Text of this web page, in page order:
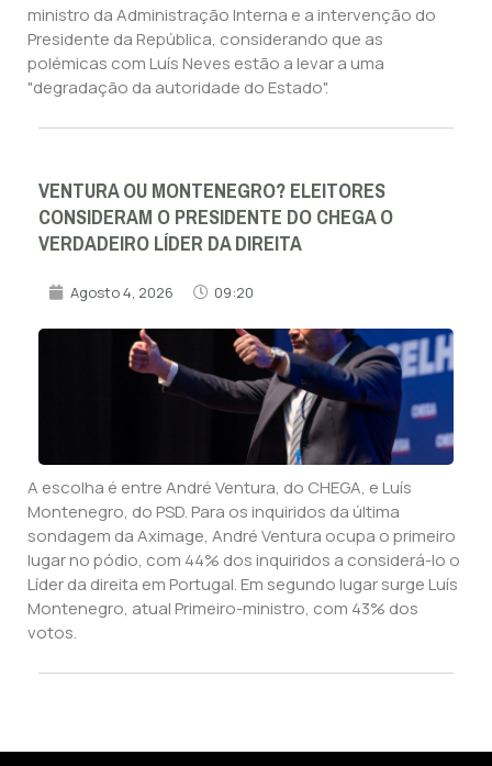
ministro da Administração Interna e a intervenção do
Presidente da República, considerando que as
polémicas com Luís Neves estão a levar a uma
"degradação da autoridade do Estado".
VENTURA OU MONTENEGRO? ELEITORES
CONSIDERAM O PRESIDENTE DO CHEGA O
VERDADEIRO LÍDER DA DIREITA
Agosto 4, 2026 09:20
A escolha é entre André Ventura, do CHEGA, e Luís
Montenegro, do PSD. Para os inquiridos da última
sondagem da Aximage, André Ventura ocupa o primeiro
lugar no pódio, com 44% dos inquiridos a considerá-lo o
Líder da direita em Portugal. Em segundo lugar surge Luís
Montenegro, atual Primeiro-ministro, com 43% dos
votos.